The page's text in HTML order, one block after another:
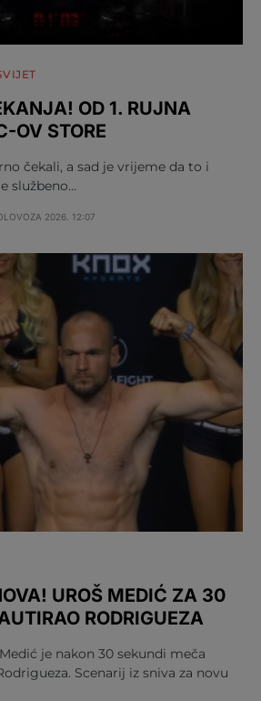
OD 1. RUJNA
OV STORE
čekali, a sad je vrijeme da to i
službeno…
2026. 12:07
UROŠ MEDIĆ ZA 30
RODRIGUEZA
je nakon 30 sekundi meča
Scenarij iz sniva za novu